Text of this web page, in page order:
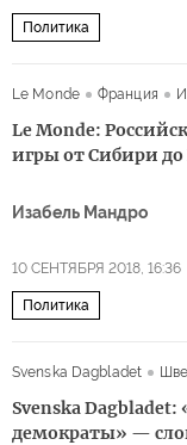
Политика
Le Monde Франция
Le Monde:
игры от Сибири до
Изабель Мандро
10 СЕНТЯБРЯ 2018, 16:36
Политика
военные учения
Svenska Dagbladet
Svenska
демократы» —